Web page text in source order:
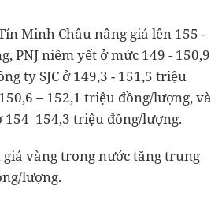
Minh Châu nâng giá lên 155 -
PNJ niêm yết ở mức 149 - 150,9
ty SJC ở 149,3 - 151,5 triệu
– 152,1 triệu đồng/lượng, và
154 154,3 triệu đồng/lượng.
giá vàng trong nước tăng trung
lượng.